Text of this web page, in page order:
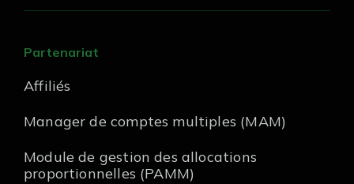
Partenariat
Affiliés
Manager de comptes multiples (MAM)
Module de gestion des allocations
proportionnelles (PAMM)